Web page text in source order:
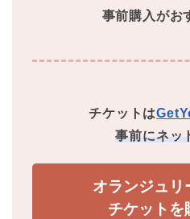
事前購入がお
チケットは
事前にネッ
オランジュリ
チケットを